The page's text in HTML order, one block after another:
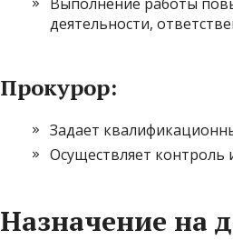
деятельности,
Прокурор:
Задает
Осуществляет контроль
Назначение на